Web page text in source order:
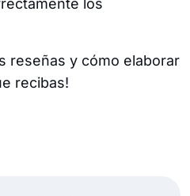
los
reseñas y cómo elaborar
recibas!